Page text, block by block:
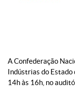
A Confederação
Indústrias do Estado
14h às 16h, no